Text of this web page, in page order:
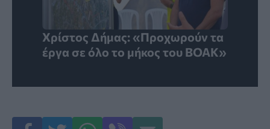
Χρίστος Δήμας: «Προχωρούν τα
έργα σε όλο το μήκος του ΒΟΑΚ»